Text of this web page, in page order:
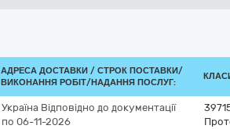
АДРЕСА ДОСТАВКИ / СТРОК ПОСТАВКИ/
ВИКОНАННЯ РОБІТ/НАДАННЯ ПОСЛУГ:
Україна Відповідно до документації
по 06-11-2026